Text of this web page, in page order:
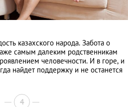
казахского народа. Забота о
самым далеким родственникам
человечности. И в горе, и
найдет поддержку и не останется
4